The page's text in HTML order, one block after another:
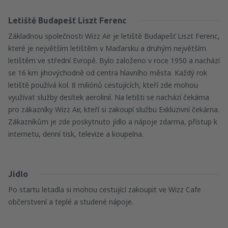
Letiště Budapešť Liszt Ferenc
Základnou společnosti Wizz Air je letiště Budapešť Liszt Ferenc,
které je největším letištěm v Maďarsku a druhým největším
letištěm ve střední Evropě. Bylo založeno v roce 1950 a nachází
se 16 km jihovýchodně od centra hlavního města. Každý rok
letiště používá kol. 8 miliónů cestujících, kteří zde mohou
využívat služby desítek aerolinií. Na letišti se nachází čekárna
pro zákazníky Wizz Air, kteří si zakoupí službu Exkluzivní čekárna.
Zákazníkům je zde poskytnuto jídlo a nápoje zdarma, přístup k
internetu, denní tisk, televize a koupelna.
Jídlo
Po startu letadla si mohou cestující zakoupit ve Wizz Cafe
občerstvení a teplé a studené nápoje.